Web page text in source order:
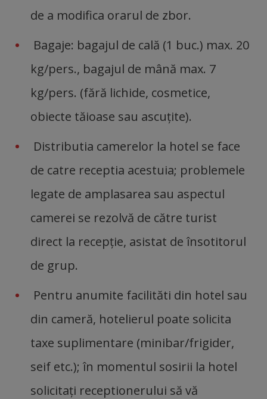
de a modifica orarul de zbor.
Bagaje: bagajul de cală (1 buc.) max. 20
kg/pers., bagajul de mână max. 7
kg/pers. (fără lichide, cosmetice,
obiecte tăioase sau ascuţite).
Distributia camerelor la hotel se face
de catre receptia acestuia; problemele
legate de amplasarea sau aspectul
camerei se rezolvă de către turist
direct la recepție, asistat de însotitorul
de grup.
Pentru anumite facilităti din hotel sau
din cameră, hotelierul poate solicita
taxe suplimentare (minibar/frigider,
seif etc.); în momentul sosirii la hotel
solicitați receptionerului să vă